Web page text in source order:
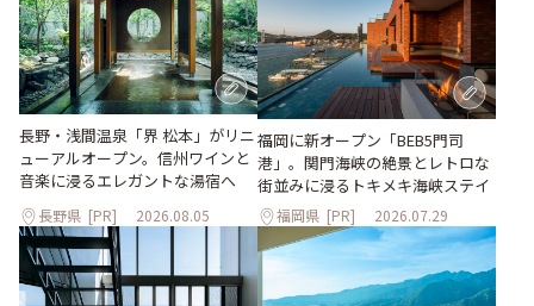
長野・浅間温泉「界 松本」がリニ
ューアルオープン。信州ワインと
音楽に浸るエレガントな湯宿へ
長野県 [PR] 2026.08.05
福岡に新オープン「BEB5門司
港」。関門海峡の絶景とレトロな
街並みに浸るトキメキ海峡ステイ
福岡県 [PR] 2026.07.29